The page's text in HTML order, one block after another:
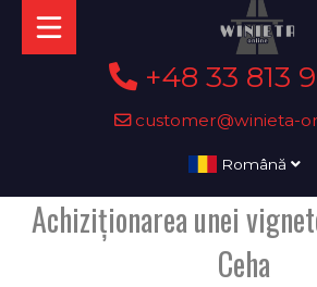
+48 33 813
customer@winieta-
Română
Achiziționarea unei
Ceha